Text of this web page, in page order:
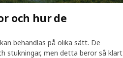
och hur de
behandlas på olika sätt. De
stukningar, men detta beror så klart